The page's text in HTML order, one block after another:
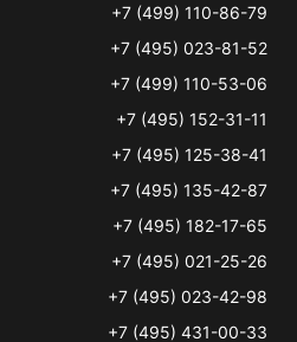
+7 (499) 110-86-79
+7 (495) 023-81-52
+7 (499) 110-53-06
+7 (495) 152-31-11
+7 (495) 125-38-41
+7 (495) 135-42-87
+7 (495) 182-17-65
+7 (495) 021-25-26
+7 (495) 023-42-98
+7 (495) 431-00-33